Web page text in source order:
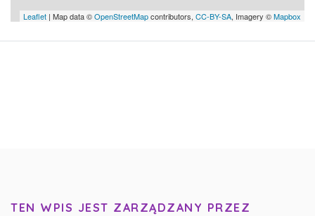
Leaflet | Map data ©OpenStreetMapcontributors, CC-BY-SA, Imagery ©Mapbox
TEN WPIS JEST ZARZĄDZANY PRZEZ